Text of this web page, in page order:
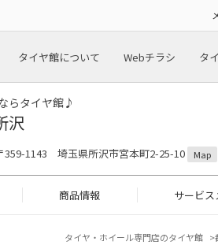
タイヤ館について Webチラシ タ
らタイヤ館♪
沢
359-1143 埼玉県所沢市宮本町2-25-10 Map
商品情報 サービ
タイヤ・ホイール専門店のタイヤ館